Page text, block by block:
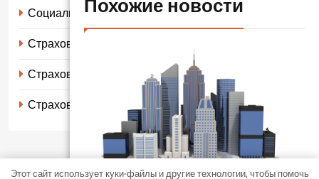
Похожие новости
Социальное страхование
Страхование автомобиля
Страхование жизни
Страхование имущества
Этот сайт использует куки-файлы и другие технологии, чтобы помочь